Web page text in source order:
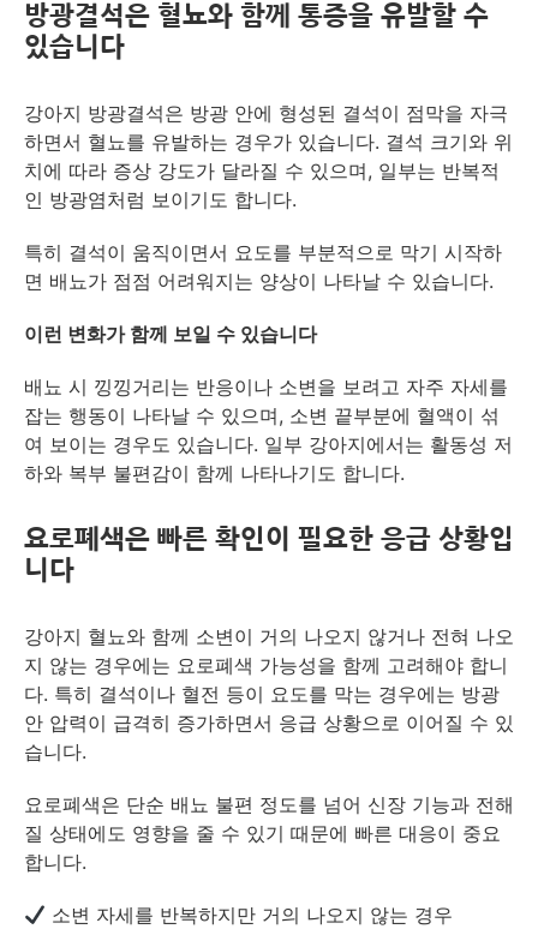
방광결석은 혈뇨와 함께 통증을 유발할 수
있습니다
강아지 방광결석은 방광 안에 형성된 결석이 점막을 자극
하면서 혈뇨를 유발하는 경우가 있습니다. 결석 크기와 위
치에 따라 증상 강도가 달라질 수 있으며, 일부는 반복적
인 방광염처럼 보이기도 합니다.
특히 결석이 움직이면서 요도를 부분적으로 막기 시작하
면 배뇨가 점점 어려워지는 양상이 나타날 수 있습니다.
이런 변화가 함께 보일 수 있습니다
배뇨 시 낑낑거리는 반응이나 소변을 보려고 자주 자세를
잡는 행동이 나타날 수 있으며, 소변 끝부분에 혈액이 섞
여 보이는 경우도 있습니다. 일부 강아지에서는 활동성 저
하와 복부 불편감이 함께 나타나기도 합니다.
요로폐색은 빠른 확인이 필요한 응급 상황입
니다
강아지 혈뇨와 함께 소변이 거의 나오지 않거나 전혀 나오
지 않는 경우에는 요로폐색 가능성을 함께 고려해야 합니
다. 특히 결석이나 혈전 등이 요도를 막는 경우에는 방광
안 압력이 급격히 증가하면서 응급 상황으로 이어질 수 있
습니다.
요로폐색은 단순 배뇨 불편 정도를 넘어 신장 기능과 전해
질 상태에도 영향을 줄 수 있기 때문에 빠른 대응이 중요
합니다.
소변 자세를 반복하지만 거의 나오지 않는 경우